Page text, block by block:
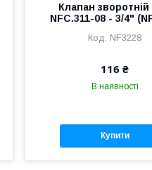
Клапан
NFC.311-08 - 3/4"
NF3228
116 ₴
В наявності
Купити